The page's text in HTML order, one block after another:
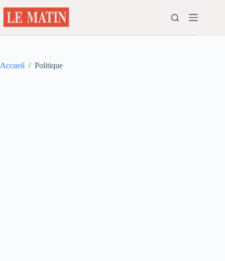
au
contenu
Accueil / Politique